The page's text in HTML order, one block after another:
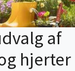
af
hjerter